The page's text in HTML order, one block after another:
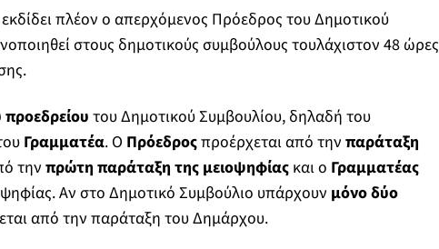
πλέον ο απερχόμενος Πρόεδρος του Δημοτικού
στους δημοτικούς συμβούλους τουλάχιστον 48 ώρες
του Δημοτικού Συμβουλίου, δηλαδή του
Γραμματέα. Ο Πρόεδροςπροέρχεται από την παράταξη
τηνπρώτη παράταξη της μειοψηφίαςκαι ο Γραμματέας
Αν στο Δημοτικό Συμβούλιο υπάρχουν μόνο δύο
από την παράταξη του Δημάρχου.